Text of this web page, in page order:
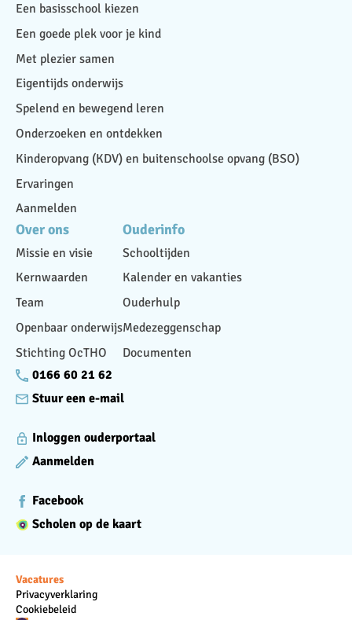
Een basisschool kiezen
Een goede plek voor je kind
Met plezier samen
Eigentijds onderwijs
Spelend en bewegend leren
Onderzoeken en ontdekken
Kinderopvang (KDV) en buitenschoolse opvang (BSO)
Ervaringen
Aanmelden
Over ons
Missie en visie
Kernwaarden
Team
Openbaar onderwijs
Stichting OcTHO
Ouderinfo
Schooltijden
Kalender en vakanties
Ouderhulp
Medezeggenschap
Documenten
0166 60 21 62
Stuur een e-mail
Inloggen ouderportaal
Aanmelden
Facebook
Scholen op de kaart
Vacatures
Privacyverklaring
Cookiebeleid